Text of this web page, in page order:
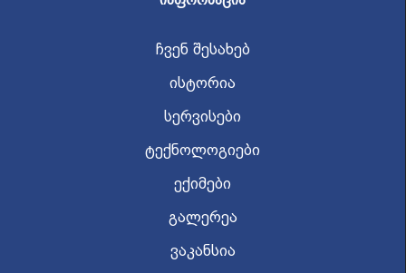
ჩვენ შესახებ
ისტორია
სერვისები
ტექნოლოგიები
ექიმები
გალერეა
ვაკანსია